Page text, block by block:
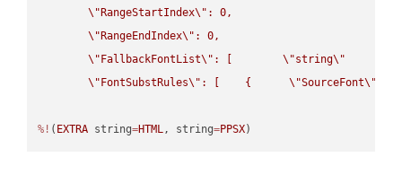
\" RangeStartIndex\" : 0,
\" RangeEndIndex\" : 0,
\" FallbackFontList\" : [ \"string\"
\" FontSubstRules\" : [    { \"SourceFont\"
%! ( EXTRA string=HTML, string=PPSX)